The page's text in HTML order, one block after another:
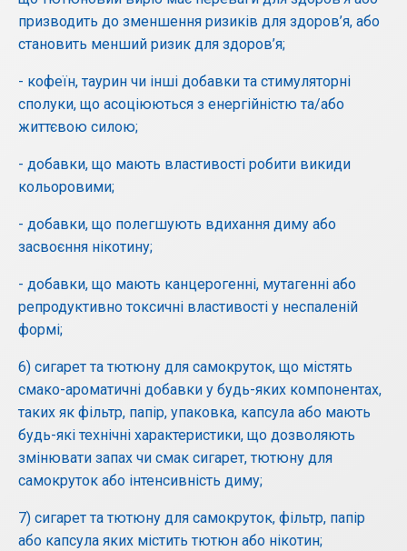
призводить до зменшення ризиків для здоров’я, або
становить менший ризик для здоров’я;
- кофеїн, таурин чи інші добавки та стимуляторні
сполуки, що асоціюються з енергійністю та/або
життєвою силою;
- добавки, що мають властивості робити викиди
кольоровими;
- добавки, що полегшують вдихання диму або
засвоєння нікотину;
- добавки, що мають канцерогенні, мутагенні або
репродуктивно токсичні властивості у неспаленій
формі;
6) сигарет та тютюну для самокруток, що містять
смако-ароматичні добавки у будь-яких компонентах,
таких як фільтр, папір, упаковка, капсула або мають
будь-які технічні характеристики, що дозволяють
змінювати запах чи смак сигарет, тютюну для
самокруток або інтенсивність диму;
7) сигарет та тютюну для самокруток, фільтр, папір
або капсула яких містить тютюн або нікотин;